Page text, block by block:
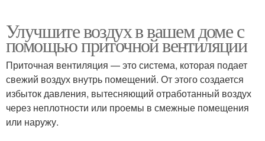
Улучшите воздух в вашем доме с
помощью приточной вентиляции
Приточная вентиляция — это система, которая подает
свежий воздух внутрь помещений. От этого создается
избыток давления, вытесняющий отработанный воздух
через неплотности или проемы в смежные помещения
или наружу.